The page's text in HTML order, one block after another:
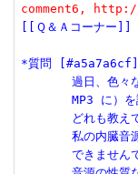
comment6,
[[Ｑ＆Ａコーナー]]
*質問 [#a5a7a6cf]
過日、色々
MP3 に）を
どれも教え
私の内臓音
できませんで